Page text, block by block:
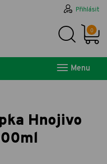
Přihlásit
0
Menu
Hnojivo